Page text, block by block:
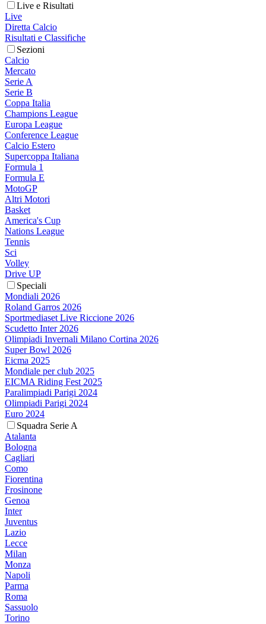
Live e Risultati
Live
Diretta Calcio
Risultati e Classifiche
Sezioni
Calcio
Mercato
Serie A
Serie B
Coppa Italia
Champions League
Europa League
Conference League
Calcio Estero
Supercoppa Italiana
Formula 1
Formula E
MotoGP
Altri Motori
Basket
America's Cup
Nations League
Tennis
Sci
Volley
Drive UP
Speciali
Mondiali 2026
Roland Garros 2026
Sportmediaset Live Riccione 2026
Scudetto Inter 2026
Olimpiadi Invernali Milano Cortina 2026
Super Bowl 2026
Eicma 2025
Mondiale per club 2025
EICMA Riding Fest 2025
Paralimpiadi Parigi 2024
Olimpiadi Parigi 2024
Euro 2024
Squadra Serie A
Atalanta
Bologna
Cagliari
Como
Fiorentina
Frosinone
Genoa
Inter
Juventus
Lazio
Lecce
Milan
Monza
Napoli
Parma
Roma
Sassuolo
Torino